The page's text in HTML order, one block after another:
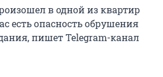
в одной из квартир
есть опасность обрушения
пишет Telegram-канал